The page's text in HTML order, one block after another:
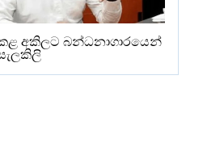
අකිලට බන්ධනාගාරයෙන්